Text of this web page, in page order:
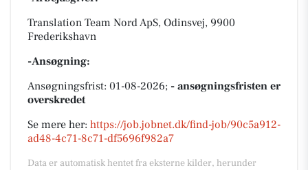
Translation Team Nord ApS, Odinsvej, 9900
Frederikshavn
-Ansøgning:
Ansøgningsfrist: 01-08-2026; - ansøgningsfristen er
overskredet
Se mere her: https://job.jobnet.dk/find-job/90c5a912-
ad48-4c71-8c71-df5696f982a7
Data er automatisk hentet fra eksterne kilder, herunder